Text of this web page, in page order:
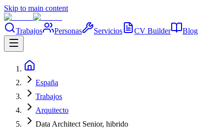
Skip to main content
Trabajos Personas Servicios CV Builder Blog
España
Trabajos
Arquitecto
Data Architect Senior, hibrido